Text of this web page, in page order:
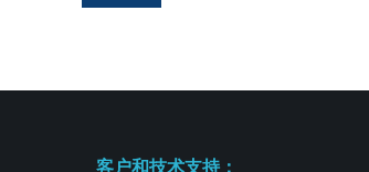
客户和技术支持：